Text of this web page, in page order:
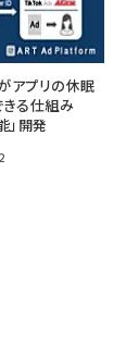
アプリの休眠
る仕組み
」開発